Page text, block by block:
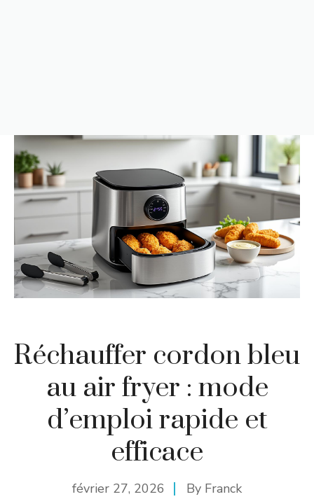
Réchauffer cordon bleu
au air fryer : mode
d’emploi rapide et
efficace
février 27, 2026 By Franck